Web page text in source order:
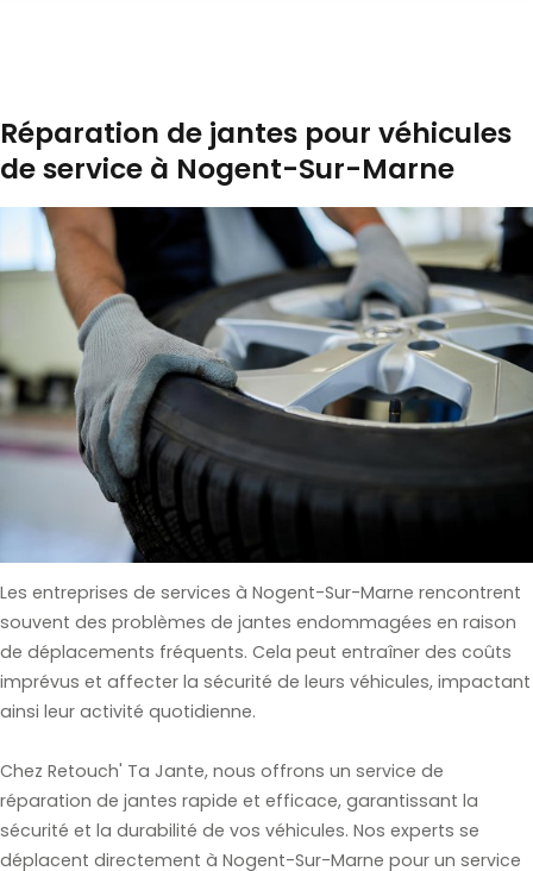
Réparation de jantes pour véhicules
de service à Nogent-Sur-Marne
Les entreprises de services à Nogent-Sur-Marne rencontrent
souvent des problèmes de jantes endommagées en raison
de déplacements fréquents. Cela peut entraîner des coûts
imprévus et affecter la sécurité de leurs véhicules, impactant
ainsi leur activité quotidienne.
Chez Retouch' Ta Jante, nous offrons un service de
réparation de jantes rapide et efficace, garantissant la
sécurité et la durabilité de vos véhicules. Nos experts se
déplacent directement à Nogent-Sur-Marne pour un service